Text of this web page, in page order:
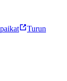
Turun